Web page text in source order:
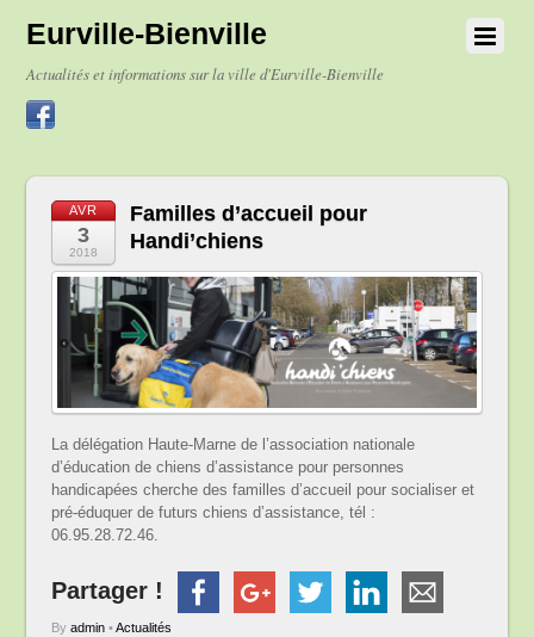
Eurville-Bienville
Actualités et informations sur la ville d'Eurville-Bienville
AVR
3
2018
Familles d’accueil pour
Handi’chiens
La délégation Haute-Marne de l’association nationale
d’éducation de chiens d’assistance pour personnes
handicapées cherche des familles d’accueil pour socialiser et
pré-éduquer de futurs chiens d’assistance, tél :
06.95.28.72.46.
Partager !
By admin• Actualités